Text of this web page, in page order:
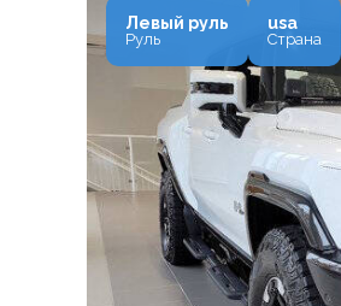
Левый руль
Руль
usa
Страна